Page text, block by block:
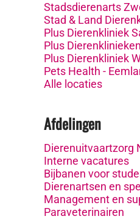
Stadsdierenarts
Stad & Land
Plus Dierenkliniek
Plus Dierenklinieken
Plus Dierenkliniek
Pets Health -
Alle locaties
Afdelingen
Dierenuitvaartzorg
Interne vacatures
Bijbanen voor
Dierenartsen en
Management en
Paraveterinairen